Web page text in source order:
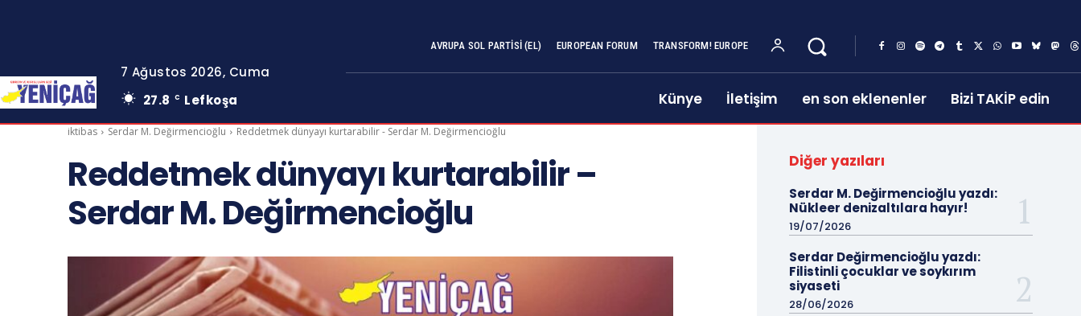
7 Ağustos 2026, Cuma
27.8
C Lefkoşa
AVRUPA SOL PARTISI (EL) EUROPEAN FORUM TRANSFORM! EUROPE
Künye İletişim en son eklenenler Bizi TAKİP edin
iktibas Serdar M. Değirmencioğlu Reddetmek dünyayı kurtarabilir - Serdar M. Değirmencioğlu
Reddetmek dünyayı kurtarabilir –
Serdar M. Değirmencioğlu
Diğer yazıları
Serdar M. Değirmencioğlu yazdı:
Nükleer denizaltılara hayır!
19/07/2026
Serdar Değirmencioğlu yazdı:
Filistinli çocuklar ve soykırım
siyaseti
28/06/2026